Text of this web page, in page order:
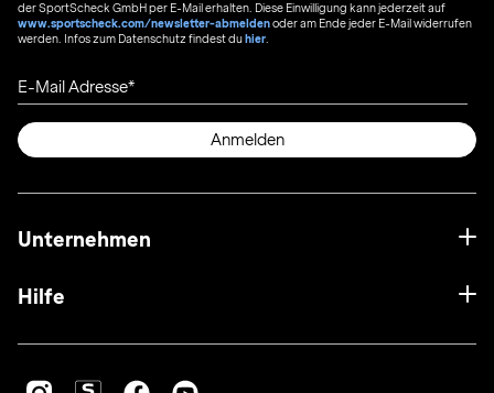
der SportScheck GmbH per E-Mail erhalten. Diese Einwilligung kann jederzeit auf
www.sportscheck.com/newsletter-abmeldenoder am Ende jeder E-Mail widerrufen
werden. Infos zum Datenschutz findest duhier
E-Mail Adresse
Anmelden
Unternehmen
Hilfe